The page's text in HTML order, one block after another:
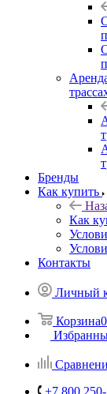
Бренды
Как купить
Как
Контакты
Личный
Корзина0
+7 800